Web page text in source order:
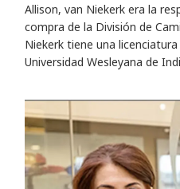
Allison, van Niekerk era la
compra de la División de
Niekerk tiene una
Universidad Wesleyana de